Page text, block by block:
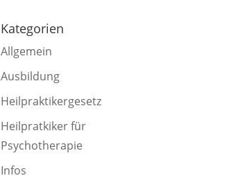
Kategorien
Allgemein
Ausbildung
Heilpraktikergesetz
Heilpratkiker für
Psychotherapie
Infos